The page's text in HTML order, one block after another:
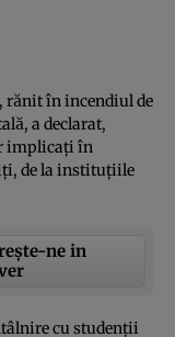
rănit în incendiul de
a declarat,
implicaţi în
de la instituţiile
ne in
cu studenţii